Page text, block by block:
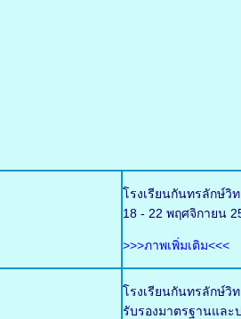
โรงเรียนกันทรลักษ์วิ
18 - 22 พฤศจิกายน
>>>ภาพเพิ่มเติม<<<
โรงเรียนกันทรลักษ์วิ
รับรองมาตรฐานแล